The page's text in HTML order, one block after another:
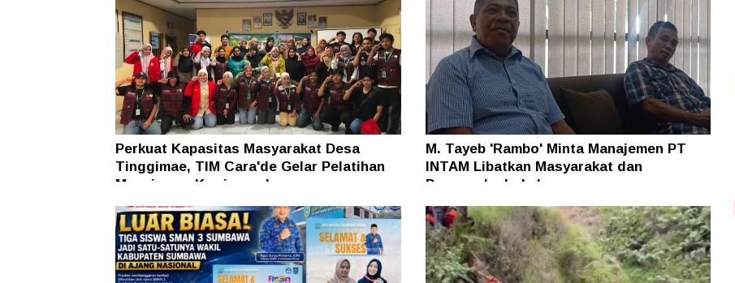
Perkuat Kapasitas Masyarakat Desa
Tinggimae, TIM Cara'de Gelar Pelatihan
Manajemen Kewirausahaan
M. Tayeb 'Rambo' Minta Manajemen PT
INTAM Libatkan Masyarakat dan
Pengusaha Lokal